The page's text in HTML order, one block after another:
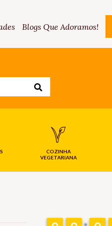
Blogs Que Adoramos!
COZINHA
VEGETARIANA